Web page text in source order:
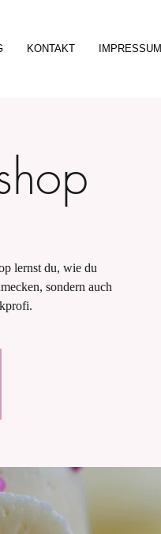
KONTAKT IMPRESSUM
lernst du, wie du
sondern auch